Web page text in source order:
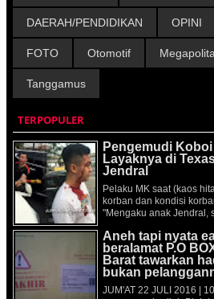
DAERAH/PENDIDIKAN OPINI
FOTO Otomotif
Tanggamus
TERPOPULER
Pengemudi
Layaknya di
Jendral
Pelaku MK saat (kaos
korban dan kondisi
"Mengaku anak Jendral,
Aneh tapi nyata
beralamat P.O
Barat tawarkan
bukan
JUM'AT 22 JULI 2016 |